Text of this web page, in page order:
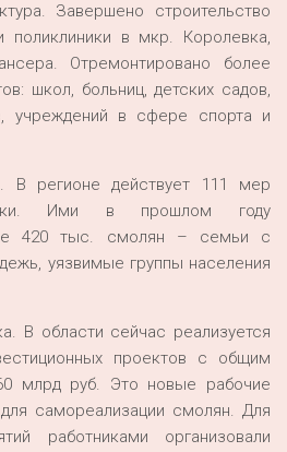
Завершено строительство
в мкр. Королевка,
Отремонтировано более
школ, больниц, детских садов,
учреждений в сфере спорта и
В регионе действует 111 мер
Ими в прошлом году
420 тыс. смолян – семьи с
уязвимые группы населения
В области сейчас реализуется
проектов с общим
млрд руб. Это новые рабочие
самореализации смолян. Для
работниками организовали